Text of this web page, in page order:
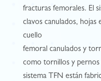
fracturas femorales. El
clavos canulados, hojas
cuello
femoral canulados y
como tornillos y pernos
sistema TFN están